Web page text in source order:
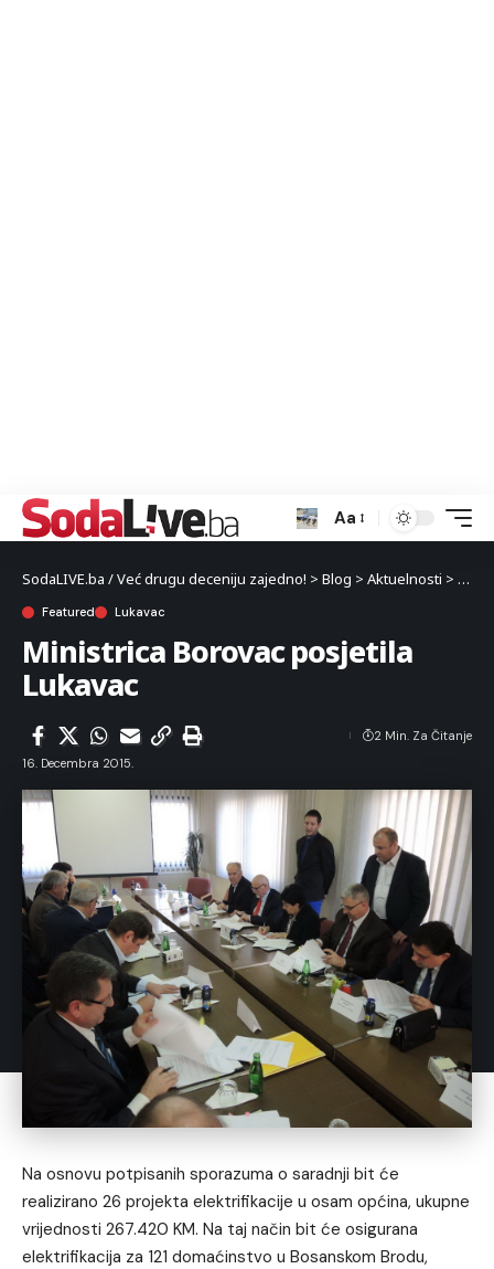
Aa
SodaLIVE.ba / Već drugu deceniju zajedno! > Blog > Aktuelnosti >
Featured Lukavac
Ministrica Borovac posjetila
Lukavac
16. Decembra 2015.
2 Min. Za Čitanje
Na osnovu potpisanih sporazuma o saradnji bit će
realizirano 26 projekta elektrifikacije u osam općina, ukupne
vrijednosti 267.420 KM. Na taj način bit će osigurana
elektrifikacija za 121 domaćinstvo u Bosanskom Brodu,